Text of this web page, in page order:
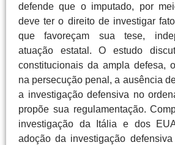
defende que o imputado, por
deve ter o direito de investigar
que favoreçam sua tese,
atuação estatal. O estudo
constitucionais da ampla defesa,
na persecução penal, a ausência
a investigação defensiva no
propõe sua regulamentação.
investigação da Itália e dos
adoção da investigação